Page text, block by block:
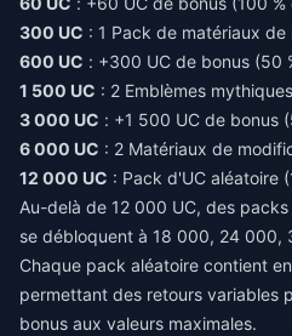
300 UC : 1 Pack de matériaux de
600 UC : +300 UC de bonus (50
1 500 UC : 2 Emblèmes mythiques
3 000 UC : +1 500 UC de bonus
6 000 UC : 2 Matériaux de
12 000 UC : Pack d'UC aléatoire
Au-delà de 12 000 UC, des
se débloquent à 18 000, 24 000,
Chaque pack aléatoire contient
permettant des retours variables
bonus aux valeurs maximales.